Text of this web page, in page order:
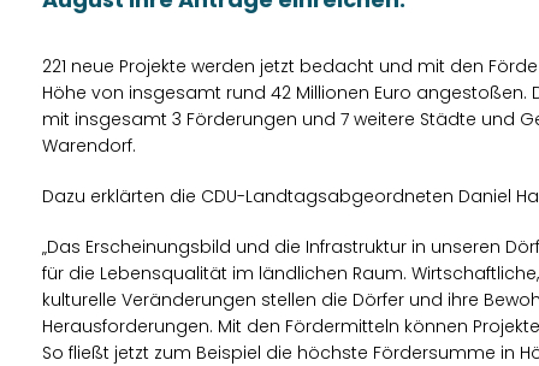
221 neue Projekte werden jetzt bedacht und mit den
Höhe von insgesamt rund 42 Millionen Euro
mit insgesamt 3 Förderungen und 7 weitere Städte und
Warendorf.
Dazu erklärten die CDU-Landtagsabgeordneten Daniel
Das Erscheinungsbild und die Infrastruktur in unseren
für die Lebensqualität im ländlichen Raum.
kulturelle Veränderungen stellen die Dörfer und ihre
Herausforderungen. Mit den Fördermitteln können
So fließt jetzt zum Beispiel die höchste Fördersumme in